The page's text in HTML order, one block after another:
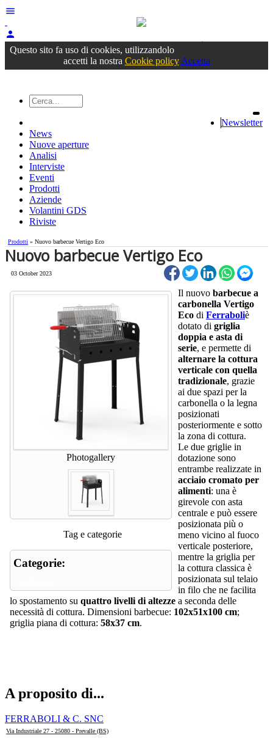
menu
person
Accedioppure registrati
Questo sito fa uso di cookies, utilizzandolo
accetti la nostra Cookie policy Accetta
Newsletter
News
Nuove aperture
Analisi
Interviste
Eventi
Prodotti
Aziende
Volantini GDS
Riviste
Prodotti » Nuovo barbecue Vertigo Eco
Nuovo barbecue Vertigo Eco
03 October 2023
Photogallery
Tag e categorie
Categorie:
Il nuovo barbecue a
carbonella Vertigo
Eco di Ferraboliè
dotato di griglia
doppia e asta di
serie, e permette di
alternare la cottura
verticale con quella
tradizionale, grazie
ai due spazi per la
carbonella o la legna
posizionati
posteriormente e sotto
la zona di cottura.
Le due griglie in
dotazione sono
entrambe realizzate in
acciaio cromato per
alimenti: una è
girevole con asta
centrale e può essere
posizionata più o
meno vicino al fuoco
verticale posteriore,
mentre la griglia per
la cottura classica è
posizionata sul telaio
in filo che ne facilita
lo spostamento su quattro livelli di altezze a seconda delle
necessità di cottura. Dimensioni barbecue: 102x51x100 cm;
griglia piana di cottura: 58x37 cm.
A proposito di...
FERRABOLI & C. SNC
Via Industriale 27 - 25080 - Prevalle (BS)